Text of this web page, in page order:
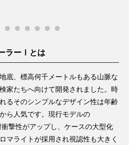
ラーⅠとは
底、標高何千メートルもある山脈な
家たちへ向けて開発されました。時
るそのシンプルなデザイン性は年齢
ら人気です。現行モデルの
撃性がアップし、ケースの大型化
マライトが採用され視認性も大きく